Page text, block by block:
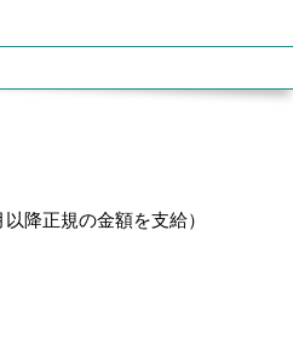
降正規の金額を支給）